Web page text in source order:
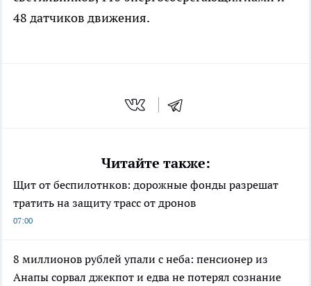
48 датчиков движения.
Читайте также:
Щит от беспилотнков: дорожные фонды разрешат
тратить на защиту трасс от дронов
07:00
8 миллионов рублей упали с неба: пенсионер из
Анапы сорвал джекпот и едва не потерял сознание